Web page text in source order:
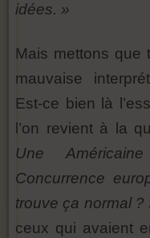
idées. »
Mais mettons que
mauvaise
Est-ce bien là
l’on revient à la
Une
Concurrence
trouve ça normal ?
ceux qui avaient